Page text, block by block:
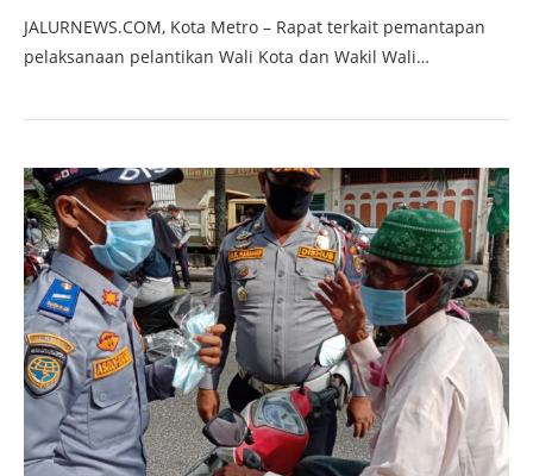
JALURNEWS.COM, Kota Metro – Rapat terkait pemantapan
pelaksanaan pelantikan Wali Kota dan Wakil Wali…